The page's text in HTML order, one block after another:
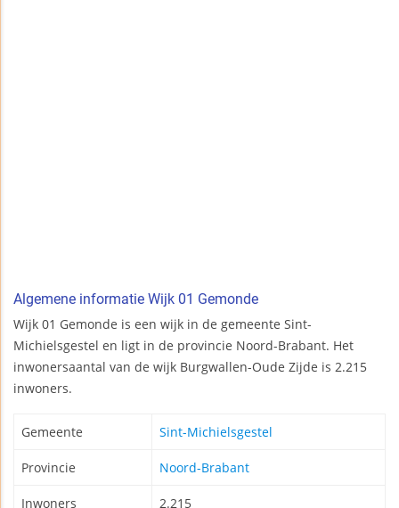
Algemene informatie Wijk 01 Gemonde
Wijk 01 Gemonde is een wijk in de gemeente Sint-
Michielsgestel en ligt in de provincie Noord-Brabant. Het
inwonersaantal van de wijk Burgwallen-Oude Zijde is 2.215
inwoners.
Gemeente Sint-Michielsgestel
Provincie Noord-Brabant
Inwoners 2.215